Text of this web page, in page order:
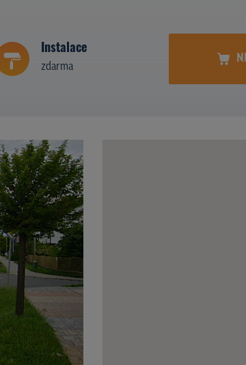
Instalace
zdarma